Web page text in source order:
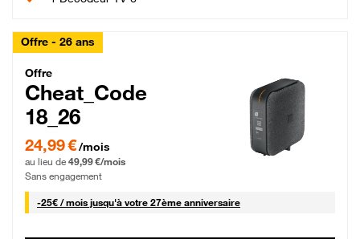
Offre - 26 ans
Cheat_Code Fibre_18_26
Offre
Cheat_Code
18_26
24,99 € par mois pendant 0 mois puis 49,99 € par mois, Sans engagement
24,99 €/mois
au lieu de 49,99 €/mois
Sans engagement
-25€ / mois25 € par mois
jusqu'à votre 27ème anniversaire